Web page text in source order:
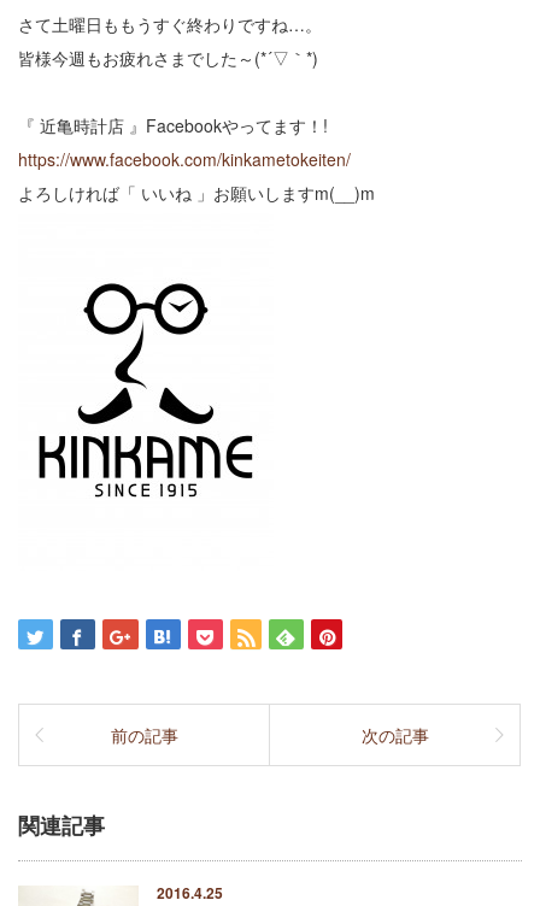
さて土曜日ももうすぐ終わりですね…。
皆様今週もお疲れさまでした～(*´▽｀*)
『 近亀時計店 』Facebookやってます！!
https://www.facebook.com/kinkametokeiten/
よろしければ「 いいね 」お願いしますm(__)m
前の記事 次の記事
関連記事
2016.4.25